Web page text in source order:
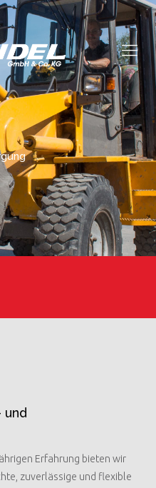
und
Erfahrung bieten wir
zuverlässige und flexible